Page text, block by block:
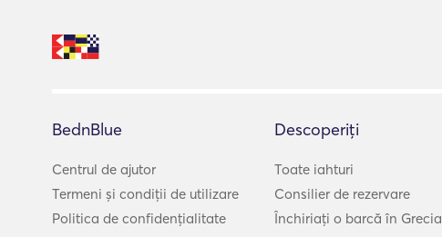
BednBlue
Centrul de ajutor
Termeni și condiții de utilizare
Politica de confidențialitate
Descoperiți
Toate iahturi
Consilier de rezervare
Închiriați o barcă în Grecia